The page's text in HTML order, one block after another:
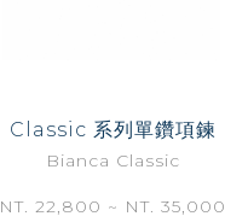
Classic 系列單鑽項鍊
Bianca Classic
NT. 22,800 ~ NT. 35,000